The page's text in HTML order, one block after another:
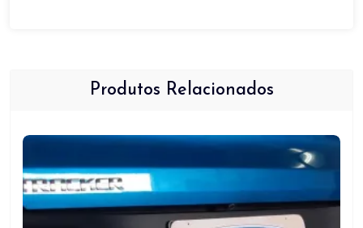
Produtos Relacionados